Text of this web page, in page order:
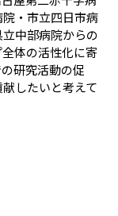
・市立四日市病
中部病院からの
体の活性化に寄
研究活動の促
したいと考えて